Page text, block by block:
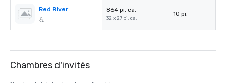
Red River 864 pi. ca.
32 x 27 pi. ca.
10 pi.
Chambres d'invités